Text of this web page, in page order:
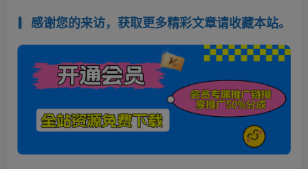
感谢您的来访，获取更多精彩文章请收藏本站。